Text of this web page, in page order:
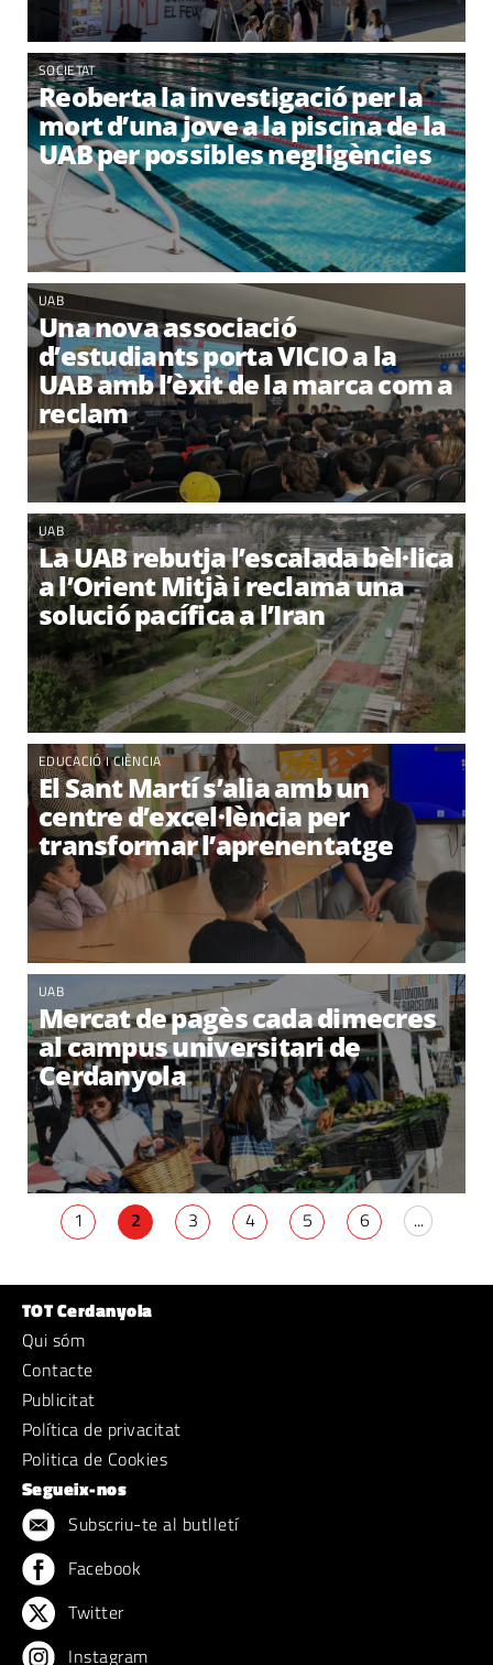
SOCIETAT
Reoberta la investigació per la
mort d’una jove a la piscina de la
UAB per possibles negligències
UAB
Una nova associació
d’estudiants porta VICIO a la
UAB amb l’èxit de la marca com a
reclam
UAB
La UAB rebutja l’escalada bèl·lica
a l’Orient Mitjà i reclama una
solució pacífica a l’Iran
EDUCACIÓ I CIÈNCIA
El Sant Martí s’alia amb un
centre d’excel·lència per
transformar l’aprenentatge
UAB
Mercat de pagès cada dimecres
al campus universitari de
Cerdanyola
1 2 3 4 5 6 ...
TOT Cerdanyola
Qui sóm
Contacte
Publicitat
Política de privacitat
Politica de Cookies
Segueix-nos
Subscriu-te al butlletí
Facebook
Twitter
Instagram